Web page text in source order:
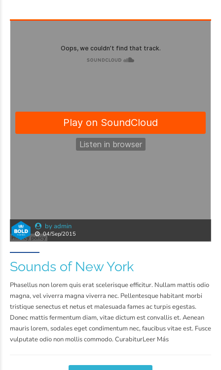
by admin
04/Sep/2015
Sounds of New York
Phasellus non lorem quis erat scelerisque efficitur. Nullam mattis odio
magna, vel viverra magna viverra nec. Pellentesque habitant morbi
tristique senectus et netus et malesuada fames ac turpis egestas.
Donec mattis fermentum diam, vitae dictum est convallis et. Aenean
mauris lorem, sodales eget condimentum nec, faucibus vitae est. Fusce
vulputate odio non mollis commodo. CurabiturLeer Más